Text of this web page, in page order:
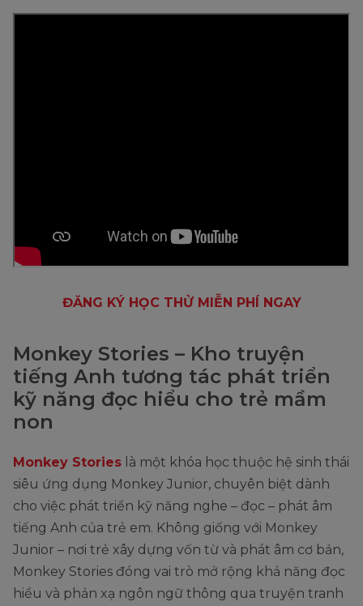
ĐĂNG KÝ HỌC THỬ MIỄN PHÍ NGAY
Monkey Stories – Kho truyện
tiếng Anh tương tác phát triển
kỹ năng đọc hiểu cho trẻ mầm
non
Monkey Stories là một khóa học thuộc hệ sinh thái
siêu ứng dụng Monkey Junior, chuyên biệt dành
cho việc phát triển kỹ năng nghe – đọc – phát âm
tiếng Anh của trẻ em. Không giống với Monkey
Junior – nơi trẻ xây dựng vốn từ và phát âm cơ bản,
Monkey Stories đóng vai trò mở rộng khả năng đọc
hiểu và phản xạ ngôn ngữ thông qua truyện tranh